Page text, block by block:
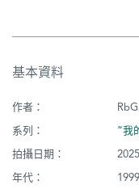
基本資料
作者：
系列：
“我
拍攝日期：
年代：